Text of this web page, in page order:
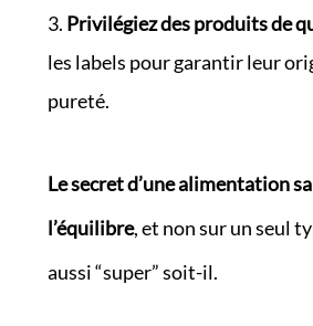
Privilégiez des produits de
les labels pour garantir leur
pureté.
Le secret d’une alimentation
l’équilibre, et non sur un seul
aussi “super” soit-il.